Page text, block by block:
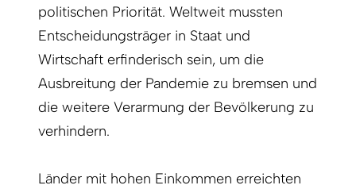
politischen Priorität. Weltweit mussten
Entscheidungsträger in Staat und
Wirtschaft erfinderisch sein, um die
Ausbreitung der Pandemie zu bremsen und
die weitere Verarmung der Bevölkerung zu
verhindern.
Länder mit hohen Einkommen erreichten